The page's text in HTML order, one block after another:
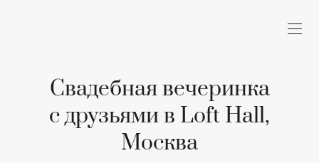
Свадебная вечеринка
с друзьями в Loft Hall,
Москва